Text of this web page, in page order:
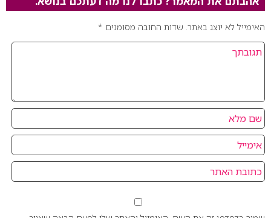
האימייל לא יוצג באתר. שדות החובה מסומנים *